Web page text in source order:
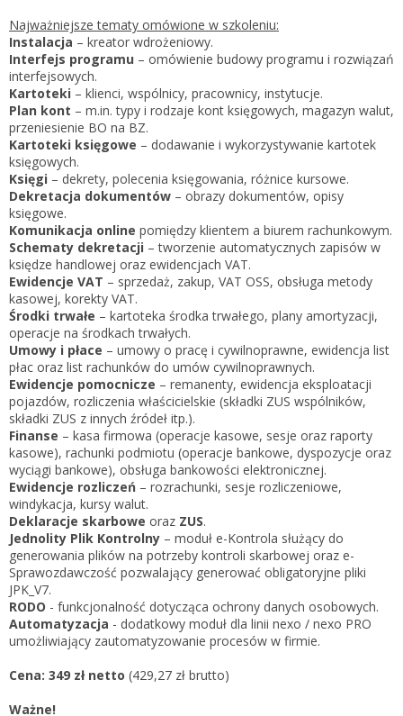
Najważniejsze tematy omówione w szkoleniu:
Instalacja – kreator wdrożeniowy.
Interfejs programu – omówienie budowy programu i rozwiązań
interfejsowych.
Kartoteki – klienci, wspólnicy, pracownicy, instytucje.
Plan kont – m.in. typy i rodzaje kont księgowych, magazyn walut,
przeniesienie BO na BZ.
Kartoteki księgowe – dodawanie i wykorzystywanie kartotek
księgowych.
Księgi – dekrety, polecenia księgowania, różnice kursowe.
Dekretacja dokumentów – obrazy dokumentów, opisy
księgowe.
Komunikacja online pomiędzy klientem a biurem rachunkowym.
Schematy dekretacji – tworzenie automatycznych zapisów w
księdze handlowej oraz ewidencjach VAT.
Ewidencje VAT – sprzedaż, zakup, VAT OSS, obsługa metody
kasowej, korekty VAT.
Środki trwałe – kartoteka środka trwałego, plany amortyzacji,
operacje na środkach trwałych.
Umowy i płace – umowy o pracę i cywilnoprawne, ewidencja list
płac oraz list rachunków do umów cywilnoprawnych.
Ewidencje pomocnicze – remanenty, ewidencja eksploatacji
pojazdów, rozliczenia właścicielskie (składki ZUS wspólników,
składki ZUS z innych źródeł itp.).
Finanse – kasa firmowa (operacje kasowe, sesje oraz raporty
kasowe), rachunki podmiotu (operacje bankowe, dyspozycje oraz
wyciągi bankowe), obsługa bankowości elektronicznej.
Ewidencje rozliczeń – rozrachunki, sesje rozliczeniowe,
windykacja, kursy walut.
Deklaracje skarbowe oraz ZUS.
Jednolity Plik Kontrolny – moduł e-Kontrola służący do
generowania plików na potrzeby kontroli skarbowej oraz e-
Sprawozdawczość pozwalający generować obligatoryjne pliki
JPK_V7.
RODO - funkcjonalność dotycząca ochrony danych osobowych.
Automatyzacja - dodatkowy moduł dla linii nexo / nexo PRO
umożliwiający zautomatyzowanie procesów w firmie.
Cena: 349 zł netto (429,27 zł brutto)
Ważne!